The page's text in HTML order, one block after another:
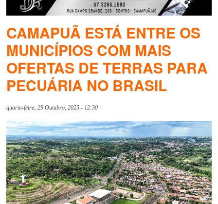
CAMAPUÃ ESTÁ ENTRE OS
MUNICÍPIOS COM MAIS
OFERTAS DE TERRAS PARA
PECUÁRIA NO BRASIL
quarta-feira, 29 Outubro, 2025 - 12:30